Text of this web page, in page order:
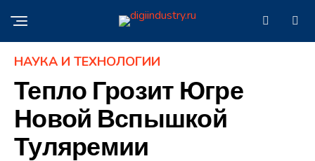
НАУКА И ТЕХНОЛОГИИ
Тепло Грозит Югре
Новой Вспышкой
Туляремии